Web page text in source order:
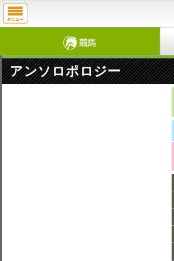
アンソロポロジー